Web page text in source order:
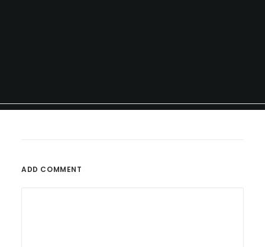
ADD COMMENT